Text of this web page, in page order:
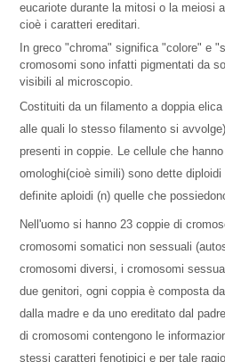
eucariote durante la mitosi o la meiosi
cioè i caratteri ereditari.
In greco "chroma" significa "colore" e
cromosomi sono infatti pigmentati da
visibili al microscopio.
Costituiti da un filamento a doppia
alle quali lo stesso filamento si
presenti in coppie. Le cellule che
omologhi(cioè simili) sono dette
definite aploidi (n) quelle che
Nell'uomo si hanno 23 coppie di
cromosomi somatici non sessuali
cromosomi diversi, i cromosomi
due genitori, ogni coppia è composta
dalla madre e da uno ereditato dal
di cromosomi contengono le
stessi caratteri fenotipici e per tale